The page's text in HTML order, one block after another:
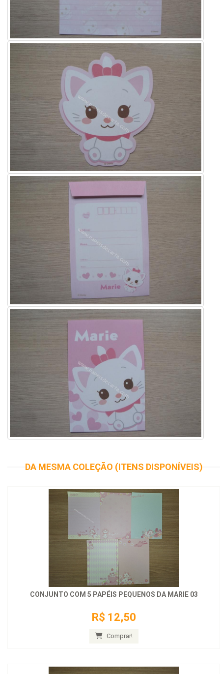
DA MESMA COLEÇÃO (ITENS DISPONÍVEIS)
CONJUNTO COM 5 PAPÉIS PEQUENOS DA MARIE 03
R$ 12,50
Comprar!